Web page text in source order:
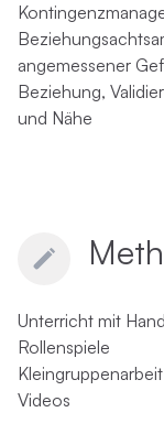
angemessener
Beziehung,
und Nähe
Unterricht mit
Rollenspiele
Kleingruppenarbeit
Videos